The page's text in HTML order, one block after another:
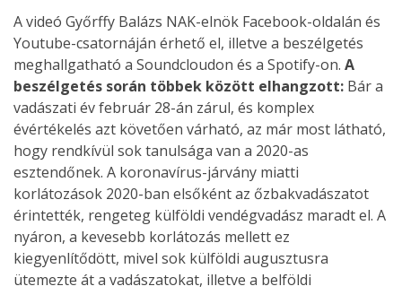
A videó Győrffy Balázs NAK-elnök Facebook-oldalán és
Youtube-csatornáján érhető el, illetve a beszélgetés
meghallgatható a Soundcloudon és a Spotify-on. A
beszélgetés során többek között elhangzott: Bár a
vadászati év február 28-án zárul, és komplex
évértékelés azt követően várható, az már most látható,
hogy rendkívül sok tanulsága van a 2020-as
esztendőnek. A koronavírus-járvány miatti
korlátozások 2020-ban elsőként az őzbakvadászatot
érintették, rengeteg külföldi vendégvadász maradt el. A
nyáron, a kevesebb korlátozás mellett ez
kiegyenlítődött, mivel sok külföldi augusztusra
ütemezte át a vadászatokat, illetve a belföldi